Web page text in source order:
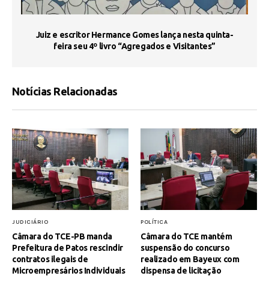
Juiz e escritor Hermance Gomes lança nesta quinta-
feira seu 4º livro “Agregados e Visitantes”
Notícias Relacionadas
JUDICIÁRIO
Câmara do TCE-PB manda
Prefeitura de Patos rescindir
contratos ilegais de
Microempresários Individuais
POLÍTICA
Câmara do TCE mantém
suspensão do concurso
realizado em Bayeux com
dispensa de licitação